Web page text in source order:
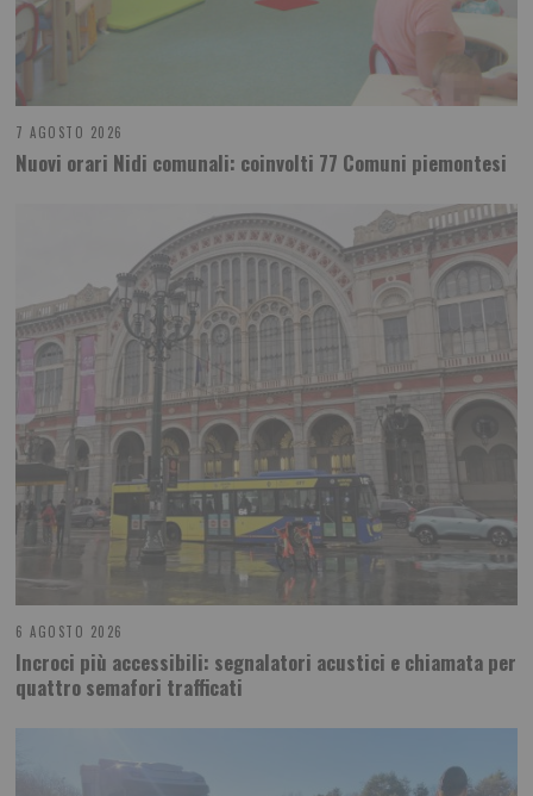
7 AGOSTO 2026
Nuovi orari Nidi comunali: coinvolti 77 Comuni piemontesi
6 AGOSTO 2026
Incroci più accessibili: segnalatori acustici e chiamata per
quattro semafori trafficati